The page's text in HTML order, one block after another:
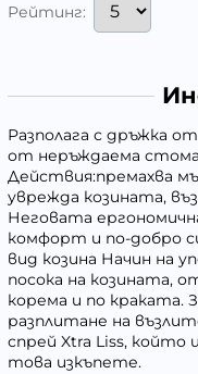
Рейтинг:
Разполага с дръжка
от неръждаема
Действия:премахва
уврежда козината,
Неговата
комфорт и по-добро
вид козина Начин на
посока на козината,
корема и по краката.
разплитане на
спрей Xtra Liss, който
това изкъпете.